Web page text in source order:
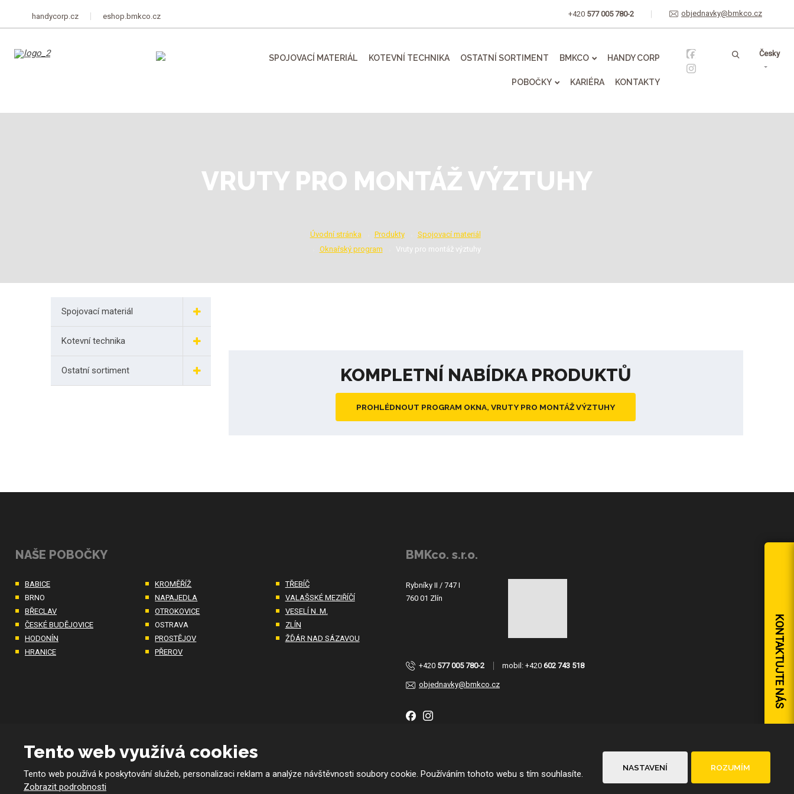
handycorp.cz eshop.bmkco.cz +420 577 005 780-2 objednavky@bmkco.cz
SPOJOVACÍ MATERIÁL KOTEVNÍ TECHNIKA OSTATNÍ SORTIMENT BMKCO HANDY CORP
POBOČKY KARIÉRA KONTAKTY
Vyhledávání
Česky
VRUTY PRO MONTÁŽ VÝZTUHY
Úvodní stránka Produkty
Spojovací materiál
Oknařský program
Vruty pro montáž výztuhy
Spojovací materiál
Kotevní technika
Ostatní sortiment KOMPLETNÍ NABÍDKA PRODUKTŮ
PROHLÉDNOUT PROGRAM OKNA, VRUTY PRO MONTÁŽ VÝZTUHY
NAŠE POBOČKY
BABICE
BRNO
BŘECLAV
ČESKÉ BUDĚJOVICE
HODONÍN
HRANICE
KROMĚŘÍŽ
NAPAJEDLA
OTROKOVICE
OSTRAVA
PROSTĚJOV
PŘEROV
TŘEBÍČ
VALAŠSKÉ MEZIŘÍČÍ
VESELÍ N. M.
ZLÍN
ŽĎÁR NAD SÁZAVOU
BMKco. s.r.o.
Rybníky II / 747 I
760 01 Zlín
+420 577 005 780-2 mobil: +420 602 743 518
objednavky@bmkco.cz KONTAKTUJTE NÁS
© 2026 BMKco. s.r.o. - všechna práva vyhrazena
Tento web využívá cookies
Tento web používá k poskytování služeb, personalizaci reklam a analýze návštěvnosti soubory cookie. Používáním tohoto webu s tím souhlasíte.
Zobrazit podrobnosti
NASTAVENÍ ROZUMÍM